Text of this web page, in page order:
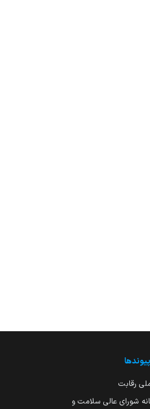
رقابت
شورای عالی سلامت و